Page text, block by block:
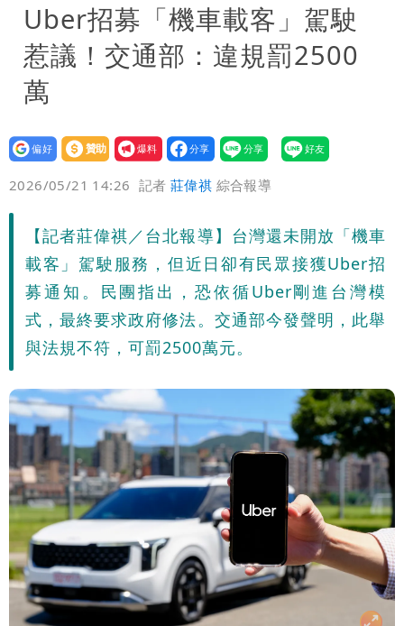
慧芝：今年的送立院345天還在審
穿中國貨內褲逛街「整件掉出裙底」
OL哀號：在同事眼前顏面盡失
Uber招募「機車載客」駕駛
惹議！交通部：違規罰2500
萬
設為
贊助
我要
爆料
2026/05/21 14:26 記者莊偉祺 綜合報導
【記者莊偉祺／台北報導】台灣還未開放「機車
載客」駕駛服務，但近日卻有民眾接獲Uber招
募通知。民團指出，恐依循Uber剛進台灣模
式，最終要求政府修法。交通部今發聲明，此舉
與法規不符，可罰2500萬元。